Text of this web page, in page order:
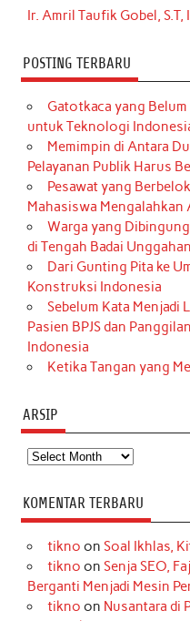
Ir. Amril Taufik Gobel, S.T,
POSTING TERBARU
Gatotkaca yang Belum
untuk Teknologi
Memimpin di Antara
Pelayanan Publik Harus
Pesawat yang
Mahasiswa Mengalahkan
Warga yang
di Tengah Badai Unggahan
Dari Gunting Pita ke
Konstruksi Indonesia
Sebelum Kata Menjadi
Pasien BPJS dan
Indonesia
Ketika Tangan yang
ARSIP
Arsip
KOMENTAR TERBARU
tikno on Soal Ikhlas,
tikno on Senja SEO,
Berganti Menjadi Mesin
tikno on Nusantara di